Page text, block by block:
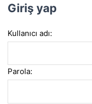
Giriş yap
Kullanıcı adı:
Parola: